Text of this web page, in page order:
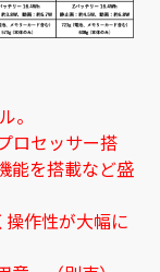
。
ロセッサー搭
能を搭載など盛
操作性が大幅に